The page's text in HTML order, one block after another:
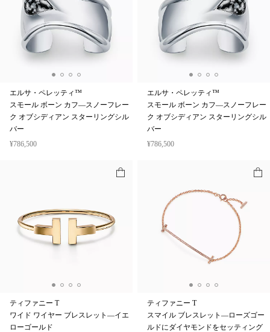
エルサ・ペレッティ™
スモール ボーン カフ—スノーフレー
ク オブシディアン スターリングシル
バー
¥786,500
エルサ・ペレッティ™
スモール ボーン カフ—スノーフレー
ク オブシディアン スターリングシル
バー
¥786,500
ティファニー T
ワイド ワイヤー ブレスレット—イエ
ローゴールド
ティファニー T
スマイル ブレスレット—ローズゴー
ルドにダイヤモンドをセッティング